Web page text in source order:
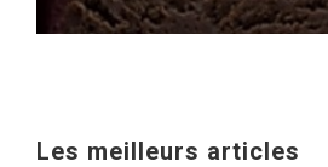
Les meilleurs articles